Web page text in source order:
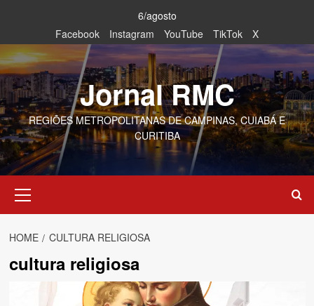
content
6/agosto
Facebook
Instagram YouTube TikTok X
Jornal RMC
REGIÕES METROPOLITANAS DE CAMPINAS, CUIABÁ E
CURITIBA
Menu
HOME CULTURA RELIGIOSA
cultura religiosa